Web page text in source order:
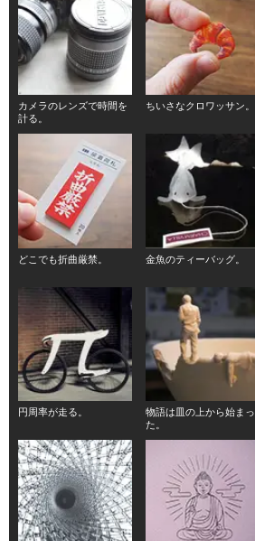
カメラのレンズで時間を
計る。
ちいさなクロワッサン。
どこでも折曲厳禁。 金魚のティーバッグ。
円周率が走る。
物語は皿の上から始まっ
た。